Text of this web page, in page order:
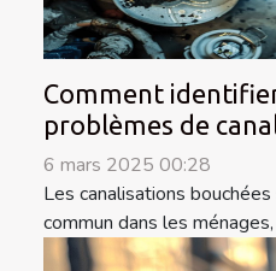
Comment
problèmes de
6 mars 2025 00:28
Les canalisations
commun dans les